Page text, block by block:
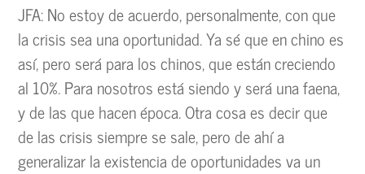
JFA: No estoy de acuerdo, personalmente, con que
la crisis sea una oportunidad. Ya sé que en chino es
así, pero será para los chinos, que están creciendo
al 10%. Para nosotros está siendo y será una faena,
y de las que hacen época. Otra cosa es decir que
de las crisis siempre se sale, pero de ahí a
generalizar la existencia de oportunidades va un